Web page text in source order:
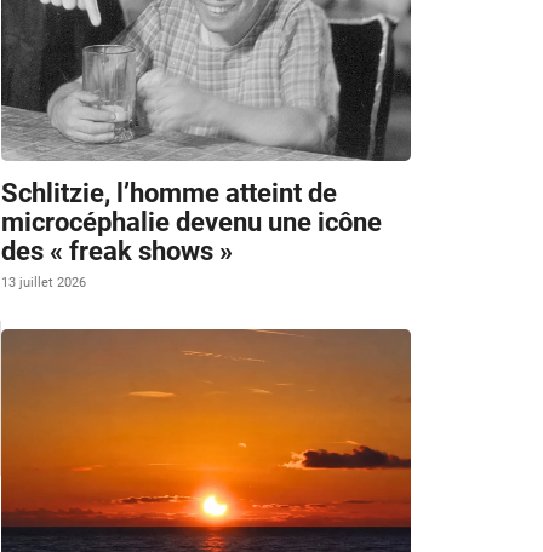
Schlitzie, l’homme atteint de
microcéphalie devenu une icône
des « freak shows »
13 juillet 2026